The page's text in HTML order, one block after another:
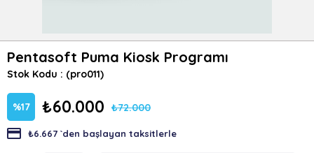
Pentasoft Puma Kiosk Programı
Stok Kodu (pro011)
%17
İndirim
₺72.000
₺60.000
₺6.667 `den başlayan taksitlerle